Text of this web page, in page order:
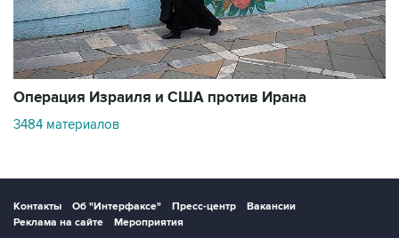
Операция Израиля и США против Ирана
3484 материалов
Контакты Об "Интерфаксе" Пресс-центр
Вакансии
Реклама на сайте
Мероприятия